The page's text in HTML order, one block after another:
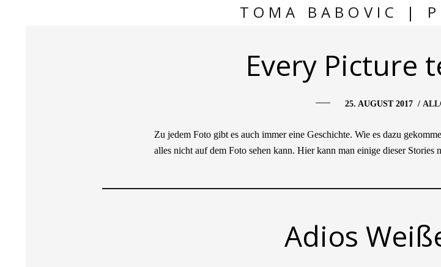
TOMA BABOVIC |
Every Picture
25. AUGUST 2017 /
Zu jedem Foto gibt es auch immer eine Geschichte. Wie es dazu
alles nicht auf dem Foto sehen kann. Hier kann man einige dieser Stories
Adios